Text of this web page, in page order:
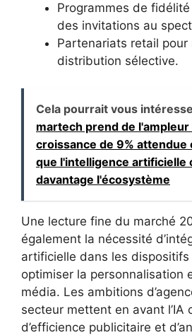
Programmes de
des invitations au
Partenariats retail pour
distribution sélective.
Cela pourrait vous
martech prend de l'ampleur
croissance de 9% attendue
que l'intelligence artificielle
davantage l'écosystème
Une lecture fine du marché
également la nécessité
artificielle dans les
optimiser la personnalisation
média. Les ambitions
secteur mettent en avant l’IA
d’efficience publicitaire et